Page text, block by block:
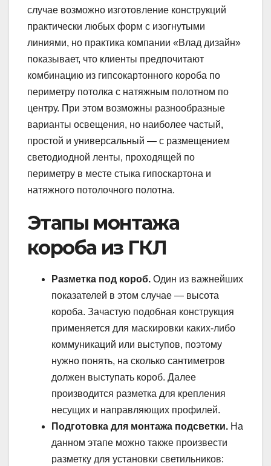
случае возможно изготовление конструкций
практически любых форм с изогнутыми
линиями, но практика компании «Влад дизайн»
показывает, что клиенты предпочитают
комбинацию из гипсокартонного короба по
периметру потолка с натяжным полотном по
центру. При этом возможны разнообразные
варианты освещения, но наиболее частый,
простой и универсальный — с размещением
светодиодной ленты, проходящей по
периметру в месте стыка гипоскартона и
натяжного потолочного полотна.
Этапы монтажа
короба из ГКЛ
Разметка под короб. Один из важнейших
показателей в этом случае — высота
короба. Зачастую подобная конструкция
применяется для маскировки каких-либо
коммуникаций или выступов, поэтому
нужно понять, на сколько сантиметров
должен выступать короб. Далее
производится разметка для крепления
несущих и направляющих профилей.
Подготовка для монтажа подсветки. На
данном этапе можно также произвести
разметку для установки светильников: